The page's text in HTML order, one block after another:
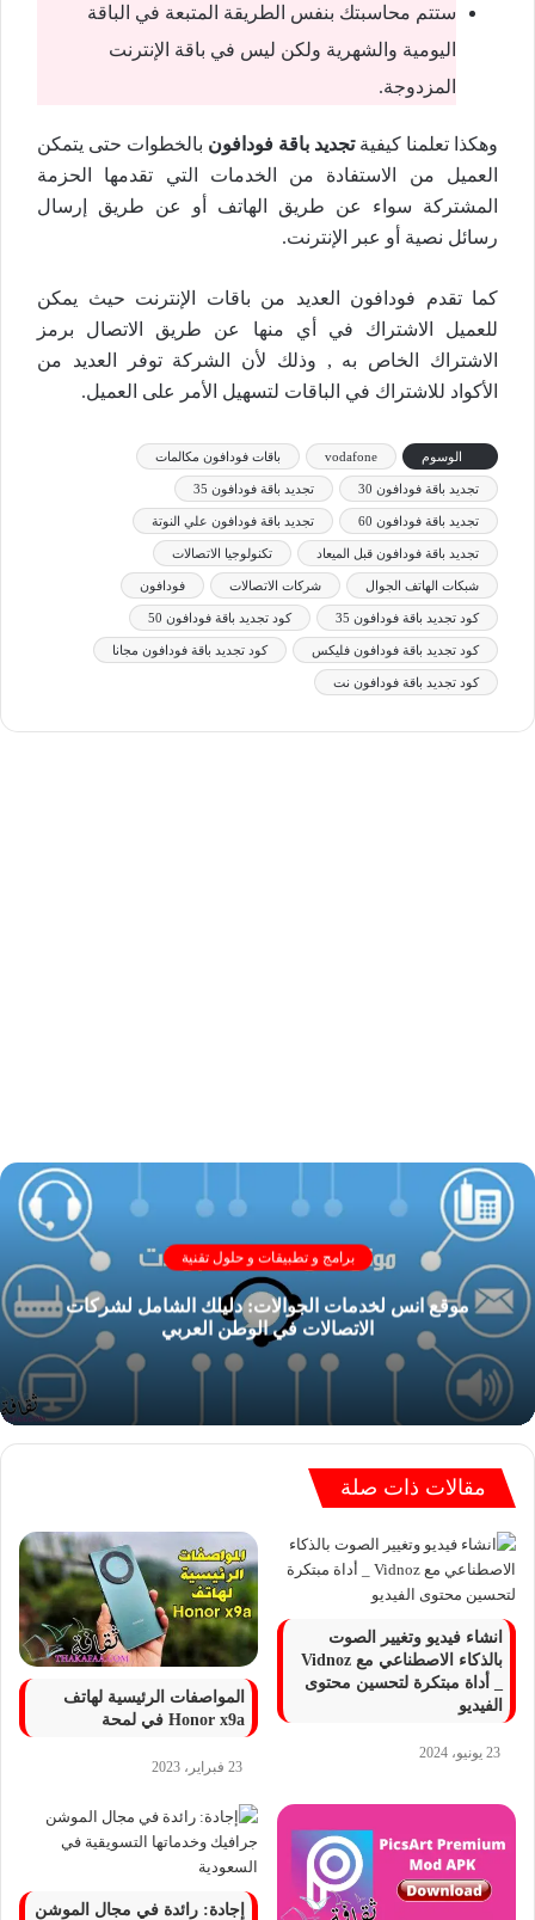
ستتم محاسبتك بنفس الطريقة المتبعة في الباقة
اليومية والشهرية ولكن ليس في باقة الإنترنت
المزدوجة.
وهكذا تعلمنا كيفيةتجديد باقة فودافون بالخطوات حتى يتمكن
العميل من الاستفادة من الخدمات التي تقدمها الحزمة
المشتركة سواء عن طريق الهاتف أو عن طريق إرسال
رسائل نصية أو عبر الإنترنت.
كما تقدم فودافون العديد من باقات الإنترنت حيث يمكن
للعميل الاشتراك في أي منها عن طريق الاتصال برمز
الاشتراك الخاص به , وذلك لأن الشركة توفر العديد من
الأكواد للاشتراك في الباقات لتسهيل الأمر على العميل.
الوسوم vodafone باقات فودافون مكالمات
تجديد باقة فودافون 30 تجديد باقة فودافون 35
تجديد باقة فودافون 60 تجديد باقة فودافون علي النوتة
تجديد باقة فودافون قبل الميعاد تكنولوجيا الاتصالات
شبكات الهاتف الجوال شركات الاتصالات فودافون
كود تجديد باقة فودافون 35 كود تجديد باقة فودافون 50
كود تجديد باقة فودافون فلیکس كود تجديد باقة فودافون مجانا
كود تجديد باقة فودافون نت
برامج و تطبيقات و حلول تقنية
موقع انس لخدمات الجوالات: دليلك الشامل لشركات
الاتصالات في الوطن العربي
مقالات ذات صلة
انشاء فيديو وتغيير الصوت
بالذكاء الاصطناعي مع Vidnoz
_ أداة مبتكرة لتحسين محتوى
الفيديو
23 يونيو، 2024
المواصفات الرئيسية لهاتف
Honor x9a في لمحة
23 فبراير، 2023
إجادة: رائدة في مجال الموشن